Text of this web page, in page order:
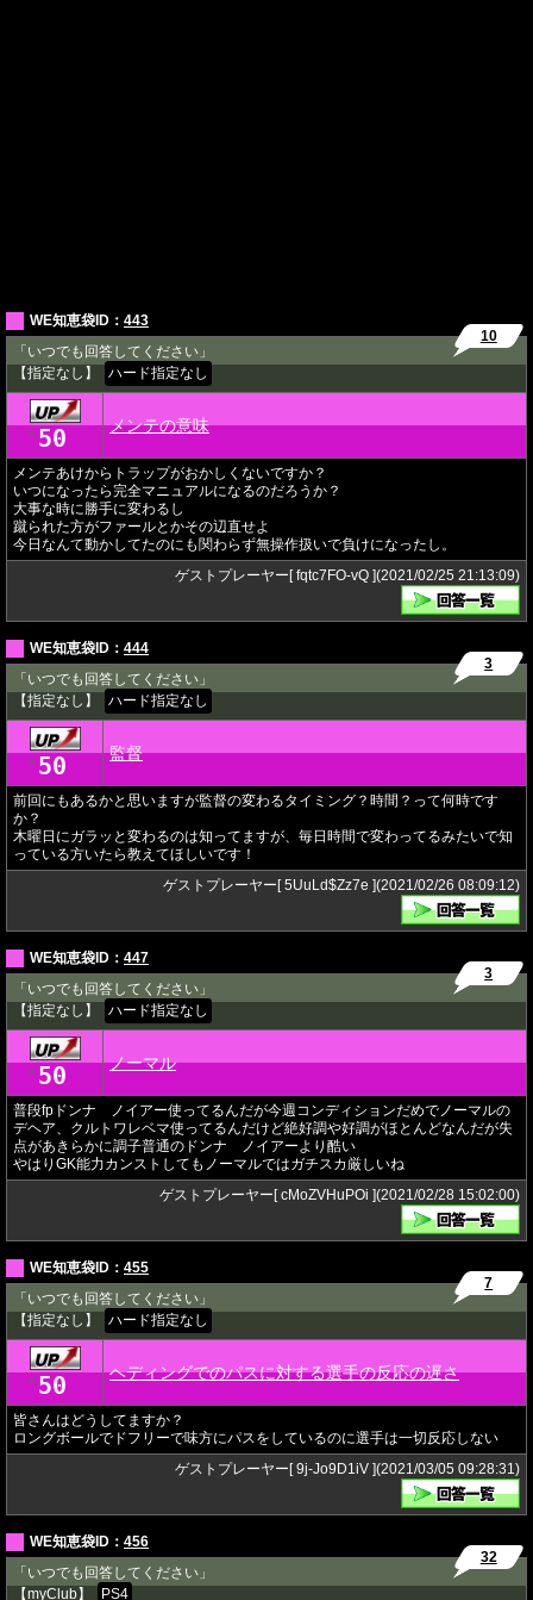
WE知恵袋ID： 443
「いつでも回答してください」
【指定なし】
ハード指定なし
10
★ 50 メンテの意味
メンテあけからトラップがおかしくないですか？
いつになったら完全マニュアルになるのだろうか？
大事な時に勝手に変わるし
蹴られた方がファールとかその辺直せよ
今日なんて動かしてたのにも関わらず無操作扱いで負けになったし。
ゲストプレーヤー[ fqtc7FO-vQ ](2021/02/25 21:13:09)
WE知恵袋ID： 444
「いつでも回答してください」
【指定なし】
ハード指定なし
3
★ 50 監督
前回にもあるかと思いますが監督の変わるタイミング？時間？って何時です
か？
木曜日にガラッと変わるのは知ってますが、毎日時間で変わってるみたいで知
っている方いたら教えてほしいです！
ゲストプレーヤー[ 5UuLd$Zz7e ](2021/02/26 08:09:12)
WE知恵袋ID： 447
「いつでも回答してください」
【指定なし】
ハード指定なし
3
★ 50 ノーマル
普段fpドンナ ノイアー使ってるんだが今週コンディションだめでノーマルの
デヘア、クルトワレベマ使ってるんだけど絶好調や好調がほとんどなんだが失
点があきらかに調子普通のドンナ ノイアーより酷い
やはりGK能力カンストしてもノーマルではガチスカ厳しいね
ゲストプレーヤー[ cMoZVHuPOi ](2021/02/28 15:02:00)
WE知恵袋ID： 455
「いつでも回答してください」
【指定なし】
ハード指定なし
7
★ 50 ヘディングでのパスに対する選手の反応の遅さ
皆さんはどうしてますか？
ロングボールでドフリーで味方にパスをしているのに選手は一切反応しない
ゲストプレーヤー[ 9j-Jo9D1iV ](2021/03/05 09:28:31)
WE知恵袋ID： 456
「いつでも回答してください」
【myClub】
PS4
32